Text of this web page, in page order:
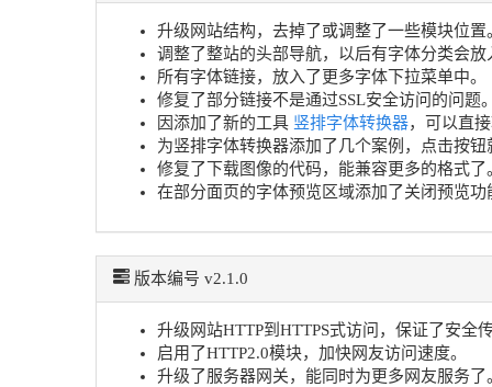
升级网站结构，去掉了或调整了一些模块位置
调整了整站的头部导航，以后有字体分类会放
所有字体链接，放入了更多字体下拉菜单中。
修复了部分链接不是通过SSL安全访问的问题
因添加了新的工具 竖排字体转换器，可以直
为竖排字体转换器添加了几个案例，点击按
修复了下载图像的代码，能兼容更多的格式了
在部分面页的字体预览区域添加了关闭预览功
版本编号 v2.1.0
升级网站HTTP到HTTPS式访问，保证了安全
启用了HTTP2.0模块，加快网友访问速度。
升级了服务器网关，能同时为更多网友服务了